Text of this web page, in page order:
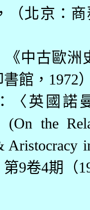
，（北京：
《中古歐洲
館， 1972
〈英國諾
(On the
Aristocracy
第9卷4期（